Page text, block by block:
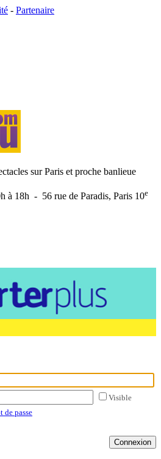
- Partenaire
sur Paris et proche banlieue
à 18h - 56 rue de Paradis, Paris 10e
Visible
de passe